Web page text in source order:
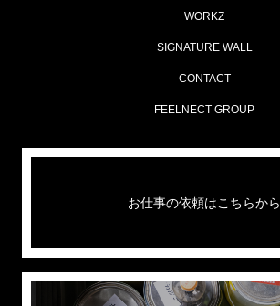
WORKZ
SIGNATURE WALL
CONTACT
FEELNECT GROUP
お仕事の依頼はこちらから